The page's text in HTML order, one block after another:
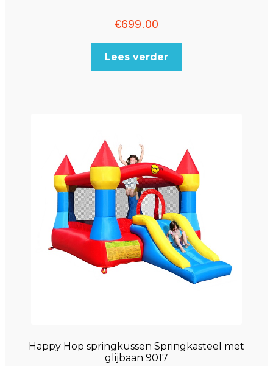
€699.00
Lees verder
Happy Hop springkussen Springkasteel met
glijbaan 9017